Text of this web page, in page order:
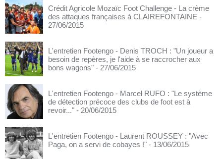
Crédit Agricole Mozaïc Foot Challenge - La crème
des attaques françaises à CLAIREFONTAINE -
27/06/2015
L'entretien Footengo - Denis TROCH : "Un joueur a
besoin de repères, je l'aide à se raccrocher aux
bons wagons" - 27/06/2015
L'entretien Footengo - Marcel RUFO : "Le système
de détection précoce des clubs de foot est à
revoir..." - 20/06/2015
L'entretien Footengo - Laurent ROUSSEY : "Avec
Paga, on a servi de cobayes !" - 13/06/2015